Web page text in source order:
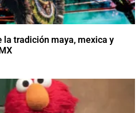
la tradición maya, mexica y